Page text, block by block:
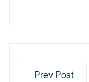
Prev Post